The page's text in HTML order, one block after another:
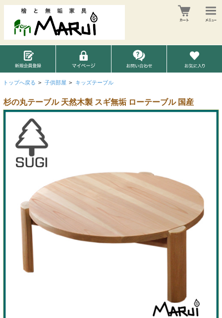
トップへ戻る > 子供部屋 > キッズテーブル
杉の丸テーブル 天然木製 スギ無垢 ローテーブル 国産